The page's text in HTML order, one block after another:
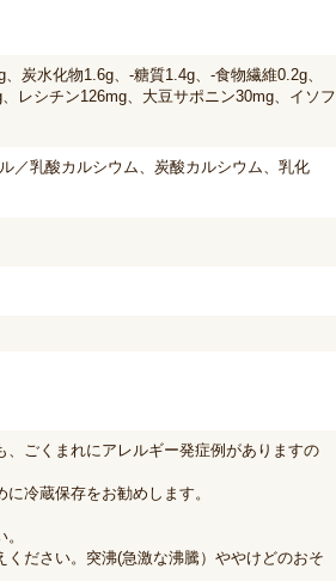
炭水化物1.6g、-糖質1.4g、-食物繊維0.2g、
レシチン126mg、大豆サポニン30mg、イソフ
／乳酸カルシウム、炭酸カルシウム、乳化
ごくまれにアレルギー発症例がありますの
冷蔵保存をお勧めします。
ださい。突沸(急激な沸騰）ややけどのおそ